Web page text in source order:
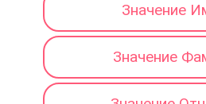
Значение
Значение